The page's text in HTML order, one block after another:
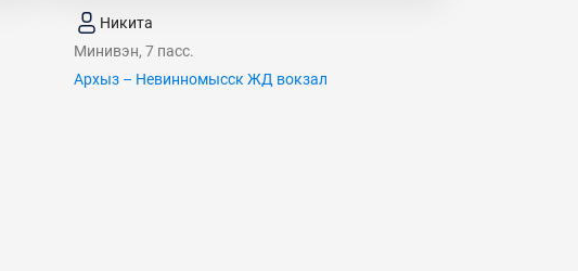
Никита
Минивэн, 7 пасс.
Архыз – Невинномысск ЖД вокзал